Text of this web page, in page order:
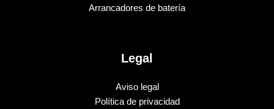
Arrancadores de batería
Legal
Aviso legal
Política de privacidad